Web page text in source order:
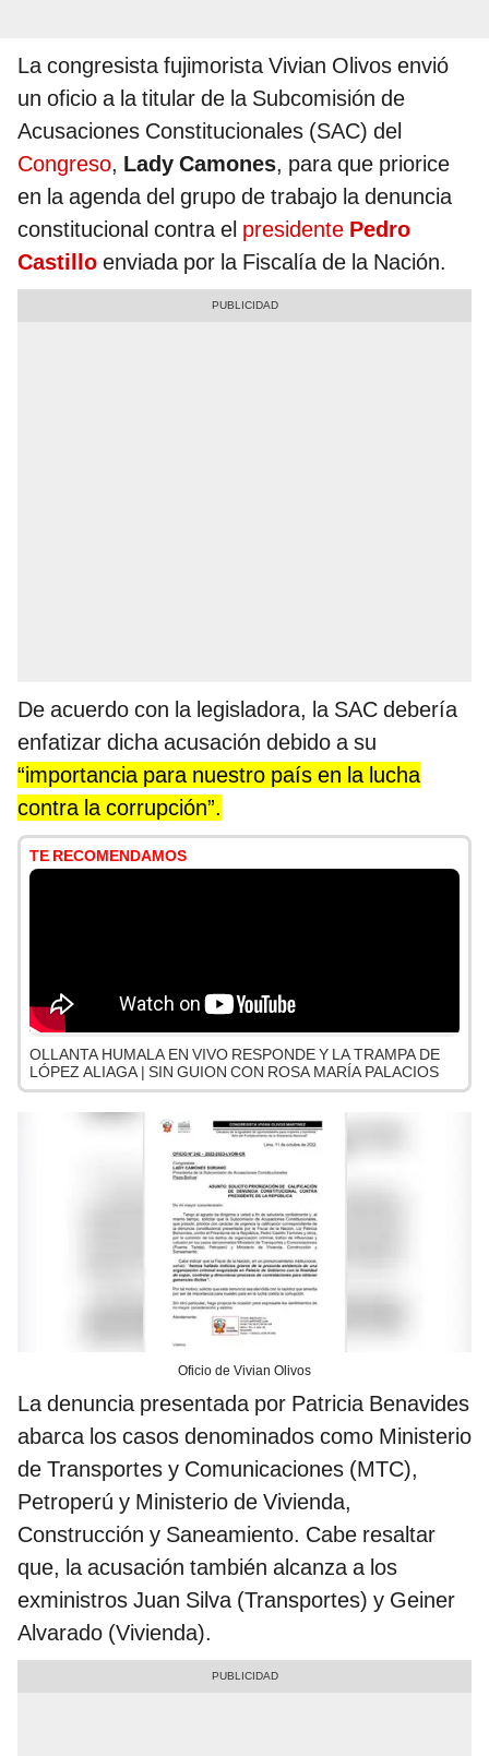
La congresista fujimorista Vivian Olivos envió
un oficio a la titular de la Subcomisión de
Acusaciones Constitucionales (SAC) del
Congreso, Lady Camones, para que priorice
en la agenda del grupo de trabajo la denuncia
constitucional contra el presidente Pedro
Castillo enviada por la Fiscalía de la Nación.
De acuerdo con la legisladora, la SAC debería
enfatizar dicha acusación debido a su
“importancia para nuestro país en la lucha
contra la corrupción”.
TE RECOMENDAMOS
OLLANTA HUMALA EN VIVO RESPONDE Y LA TRAMPA DE
LÓPEZ ALIAGA | SIN GUION CON ROSA MARÍA PALACIOS
Oficio de Vivian Olivos
La denuncia presentada por Patricia Benavides
abarca los casos denominados como Ministerio
de Transportes y Comunicaciones (MTC),
Petroperú y Ministerio de Vivienda,
Construcción y Saneamiento. Cabe resaltar
que, la acusación también alcanza a los
exministros Juan Silva (Transportes) y Geiner
Alvarado (Vivienda).